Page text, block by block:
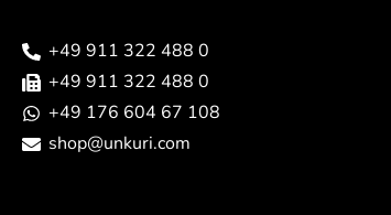
+49 911 322 488 0
+49 911 322 488 0
+49 176 604 67 108
shop@unkuri.com